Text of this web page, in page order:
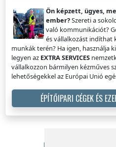
Ön képzett, ügyes,
ember?Szereti a
való kommunikációt?
és vállalkozást indíthat
munkák terén? Ha igen, használja
legyen az EXTRA SERVICES
vállalkozzon bármilyen kézműves
lehetőségekkel az Európai Unió
ÉPÍTŐIPARI CÉGEK ÉS